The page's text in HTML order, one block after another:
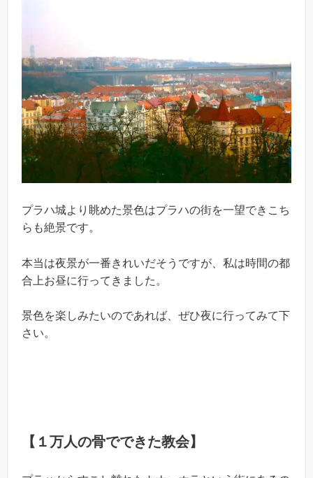
プラハ城より眺めた景色はプラハの街を一望できこち
らも絶景です。
本当は夜景が一番きれいだそうですが、私は時間の都
合上お昼に行ってきました。
景色を楽しみたいのであれば、ぜひ夜に行ってみて下
さい。
【１万人の骨でできた教会】